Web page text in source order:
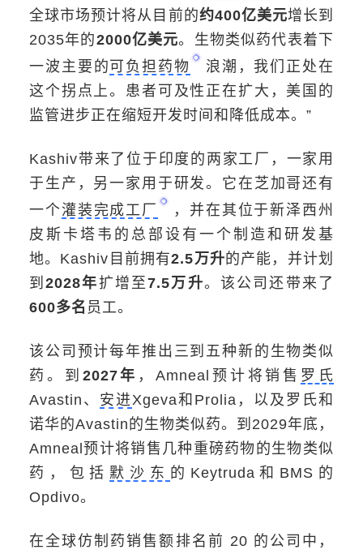
全球市场预计将从目前的约400亿美元增长到
2035年的2000亿美元。生物类似药代表着下
一波主要的可负担药物
浪潮，我们正处在
这个拐点上。患者可及性正在扩大，美国的
监管进步正在缩短开发时间和降低成本。”
Kashiv带来了位于印度的两家工厂，一家用
于生产，另一家用于研发。它在芝加哥还有
一个灌装完成工厂
，并在其位于新泽西州
皮斯卡塔韦的总部设有一个制造和研发基
地。Kashiv目前拥有2.5万升的产能，并计划
到2028年扩增至7.5万升。该公司还带来了
600多名 员工。
该公司预计每年推出三到五种新的生物类似
药。到 2027年 ，Amneal预计将销售 罗氏
Avastin、 安进 Xgeva和Prolia，以及罗氏和
诺华的Avastin的生物类似药。到2029年底，
Amneal预计将销售几种重磅药物的生物类似
药，包括 默沙东 的 Keytruda 和BMS的
Opdivo。
在全球仿制药销售额排名前 20 的公司中，